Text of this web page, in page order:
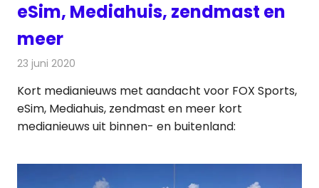
eSim, Mediahuis, zendmast en
meer
23 juni 2020
Kort medianieuws met aandacht voor FOX Sports,
eSim, Mediahuis, zendmast en meer kort
medianieuws uit binnen- en buitenland: